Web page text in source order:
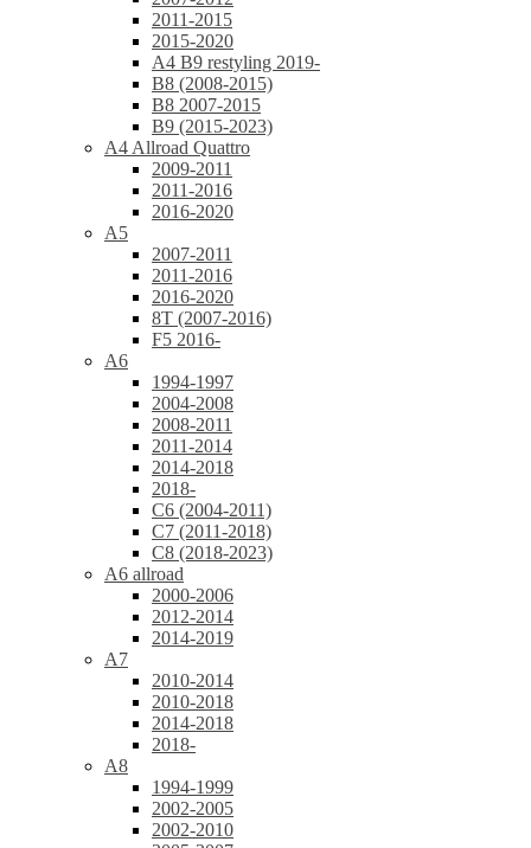
2011-2015
2015-2020
A4 B9 restyling 2019-
B8 (2008-2015)
B8 2007-2015
B9 (2015-2023)
A4 Allroad Quattro
2009-2011
2011-2016
2016-2020
A5
2007-2011
2011-2016
2016-2020
8T (2007-2016)
F5 2016-
A6
1994-1997
2004-2008
2008-2011
2011-2014
2014-2018
2018-
C6 (2004-2011)
C7 (2011-2018)
C8 (2018-2023)
A6 allroad
2000-2006
2012-2014
2014-2019
A7
2010-2014
2010-2018
2014-2018
2018-
A8
1994-1999
2002-2005
2002-2010